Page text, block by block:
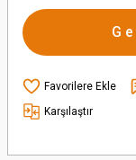
Karşılaştır